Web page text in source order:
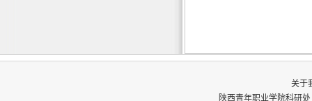
关于
陕西青年职业学院科研